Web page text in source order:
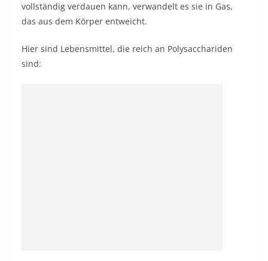
vollständig verdauen kann, verwandelt es sie in Gas,
das aus dem Körper entweicht.
Hier sind Lebensmittel, die reich an Polysacchariden
sind: